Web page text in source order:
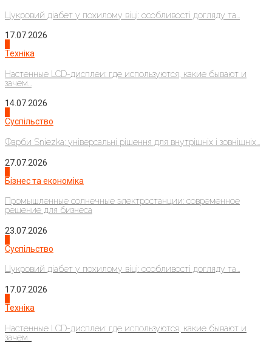
Цукровий діабет у похилому віці: особливості догляду та...
17.07.2026
Техніка
Настенные LCD-дисплеи: где используются, какие бывают и
зачем...
14.07.2026
Суспільство
Фарби Sniezka: універсальні рішення для внутрішніх і зовнішніх...
27.07.2026
Бізнес та економіка
Промышленные солнечные электростанции: современное
решение для бизнеса
23.07.2026
Суспільство
Цукровий діабет у похилому віці: особливості догляду та...
17.07.2026
Техніка
Настенные LCD-дисплеи: где используются, какие бывают и
зачем...